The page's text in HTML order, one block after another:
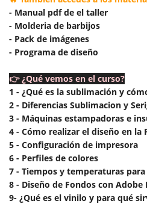
- Manual pdf de el taller
- Molderia de barbijos
- Pack de imágenes
- Programa de diseño
👉 ¿Qué vemos en el curso?
1 - ¿Qué es la sublimación y
2 - Diferencias Sublimacion y
3 - Máquinas estampadoras e
4 - Cómo realizar el diseño en la
5 - Configuración de impresora
6 - Perfiles de colores
7 - Tiempos y temperaturas
8 - Diseño de Fondos con
9- ¿Qué es el vinilo y para qué